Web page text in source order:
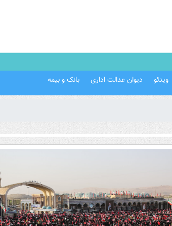
ویدئو دیوان عدالت اداری بانک و بیمه